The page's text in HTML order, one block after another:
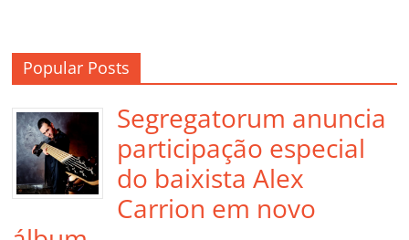
Popular Posts
Segregatorum anuncia
participação especial
do baixista Alex
Carrion em novo